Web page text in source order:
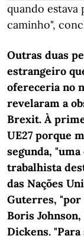
quando estava
caminho",
Outras duas
estrangeiro
ofereceria no
revelaram a
Brexit. À
UE27 porque
segunda,
trabalhista
das Nações
Guterres, "por
Boris
Dickens.